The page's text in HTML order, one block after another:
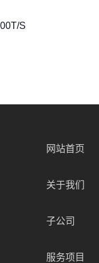
S
网站首页
关于我们
子公司
服务项目